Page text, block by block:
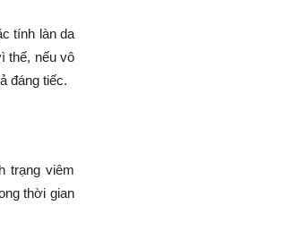
tính làn da
thế, nếu vô
đáng tiếc.
trạng viêm
thời gian